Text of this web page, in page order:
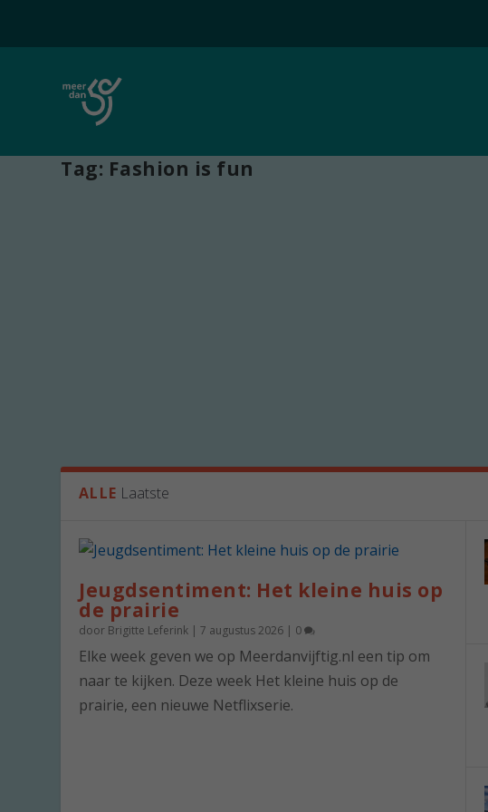
Tag: Fashion is fun
ALLE Laatste
Jeugdsentiment: Het kleine huis op
de prairie
door Brigitte Leferink |7 augustus 2026 | 0
Elke week geven we op Meerdanvijftig.nl een tip om
naar te kijken. Deze week Het kleine huis op de
prairie, een nieuwe Netflixserie.